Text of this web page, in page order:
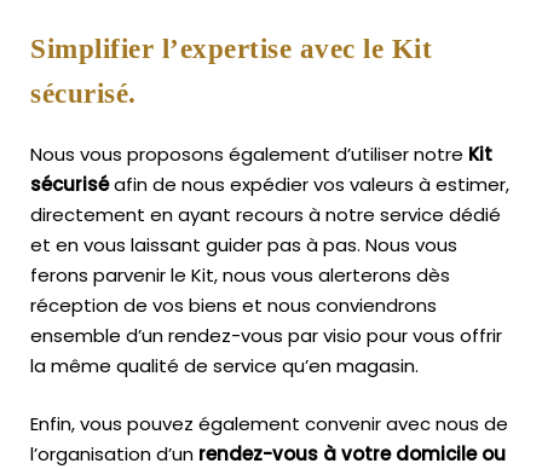
Simplifier l’expertise avec le Kit
sécurisé.
Nous vous proposons également d’utiliser notre Kit
sécuriséafin de nous expédier vos valeurs à estimer,
directement en ayant recours à notre service dédié
et en vous laissant guider pas à pas. Nous vous
ferons parvenir le Kit, nous vous alerterons dès
réception de vos biens et nous conviendrons
ensemble d’un rendez-vous par visio pour vous offrir
la même qualité de service qu’en magasin.
Enfin, vous pouvez également convenir avec nous de
l’organisation d’un rendez-vous à votre domicile ou